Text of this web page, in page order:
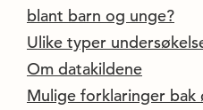
blant barn og unge?
Ulike typer
Om datakildene
Mulige forklaringer bak